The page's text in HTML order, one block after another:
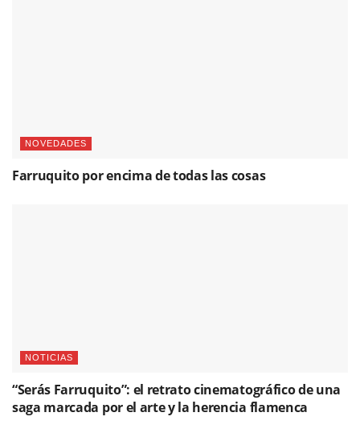
NOVEDADES
Farruquito por encima de todas las cosas
NOTICIAS
“Serás Farruquito”: el retrato cinematográfico de una
saga marcada por el arte y la herencia flamenca